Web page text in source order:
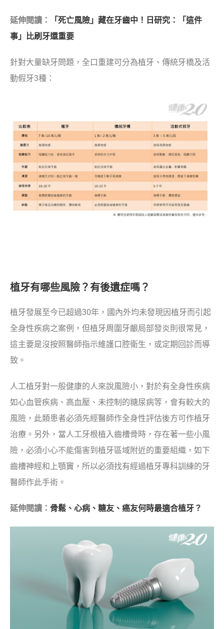
延伸閱讀：
「死亡風險」藏在牙齒中！日研究：「這件
事」比刷牙還重要
針對大量缺牙問題，全口重建可分為植牙、傳統牙橋及活
動假牙3種：
植牙有哪些風險？有後遺症嗎？
植牙發展至今已超過30年，國內外均未發現因植牙而引起
全身性疾病之案例，但植牙周圍牙齦局部發炎則很常見，
這主要是沒按照醫師指示維護口腔衛生，或定期回診而導
致。
人工植牙對一般健康的人來說風險小，對於有全身性疾病
如心血管疾病、高血壓、未控制的糖尿病等，會有較大的
風險，此類患者必須先經醫師作全身性評估後方可作植牙
治療。另外，當人工牙根植入齒槽骨時，存在著一些小風
險，必須小心不能傷害到植牙區域附近的重要組織，如下
齒槽神經和上顎竇，所以必須找有經過植牙專科訓練的牙
醫師作此手術。
延伸閱讀： 骨鬆、心病、糖友、癌友何時最適合植牙？